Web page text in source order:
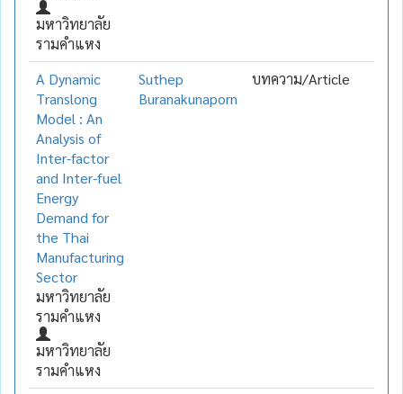
มหาวิทยาลัย
รามคำแหง
A Dynamic
Translong
Model : An
Analysis of
Inter-factor
and Inter-fuel
Energy
Demand for
the Thai
Manufacturing
Sector
มหาวิทยาลัย
รามคำแหง
มหาวิทยาลัย
รามคำแหง
Suthep
Buranakunaporn
บทความ/Article